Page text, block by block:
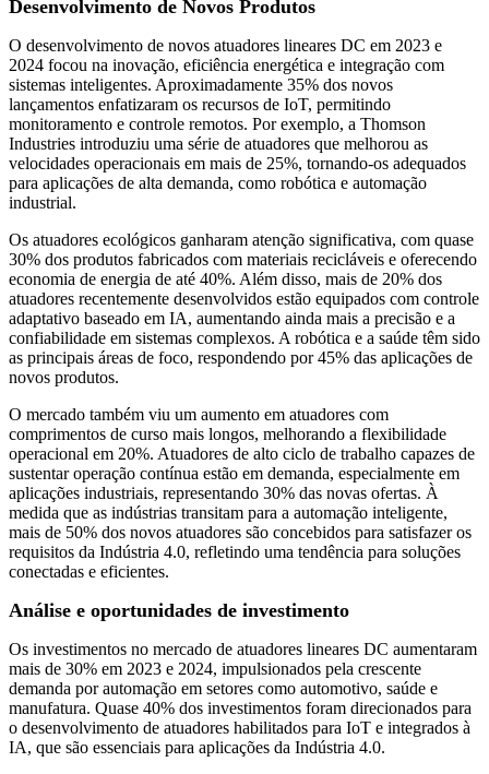
Desenvolvimento de Novos Produtos
O desenvolvimento de novos atuadores lineares DC em 2023 e
2024 focou na inovação, eficiência energética e integração com
sistemas inteligentes. Aproximadamente 35% dos novos
lançamentos enfatizaram os recursos de IoT, permitindo
monitoramento e controle remotos. Por exemplo, a Thomson
Industries introduziu uma série de atuadores que melhorou as
velocidades operacionais em mais de 25%, tornando-os adequados
para aplicações de alta demanda, como robótica e automação
industrial.
Os atuadores ecológicos ganharam atenção significativa, com quase
30% dos produtos fabricados com materiais recicláveis ​​e oferecendo
economia de energia de até 40%. Além disso, mais de 20% dos
atuadores recentemente desenvolvidos estão equipados com controle
adaptativo baseado em IA, aumentando ainda mais a precisão e a
confiabilidade em sistemas complexos. A robótica e a saúde têm sido
as principais áreas de foco, respondendo por 45% das aplicações de
novos produtos.
O mercado também viu um aumento em atuadores com
comprimentos de curso mais longos, melhorando a flexibilidade
operacional em 20%. Atuadores de alto ciclo de trabalho capazes de
sustentar operação contínua estão em demanda, especialmente em
aplicações industriais, representando 30% das novas ofertas. À
medida que as indústrias transitam para a automação inteligente,
mais de 50% dos novos atuadores são concebidos para satisfazer os
requisitos da Indústria 4.0, refletindo uma tendência para soluções
conectadas e eficientes.
Análise e oportunidades de investimento
Os investimentos no mercado de atuadores lineares DC aumentaram
mais de 30% em 2023 e 2024, impulsionados pela crescente
demanda por automação em setores como automotivo, saúde e
manufatura. Quase 40% dos investimentos foram direcionados para
o desenvolvimento de atuadores habilitados para IoT e integrados à
IA, que são essenciais para aplicações da Indústria 4.0.